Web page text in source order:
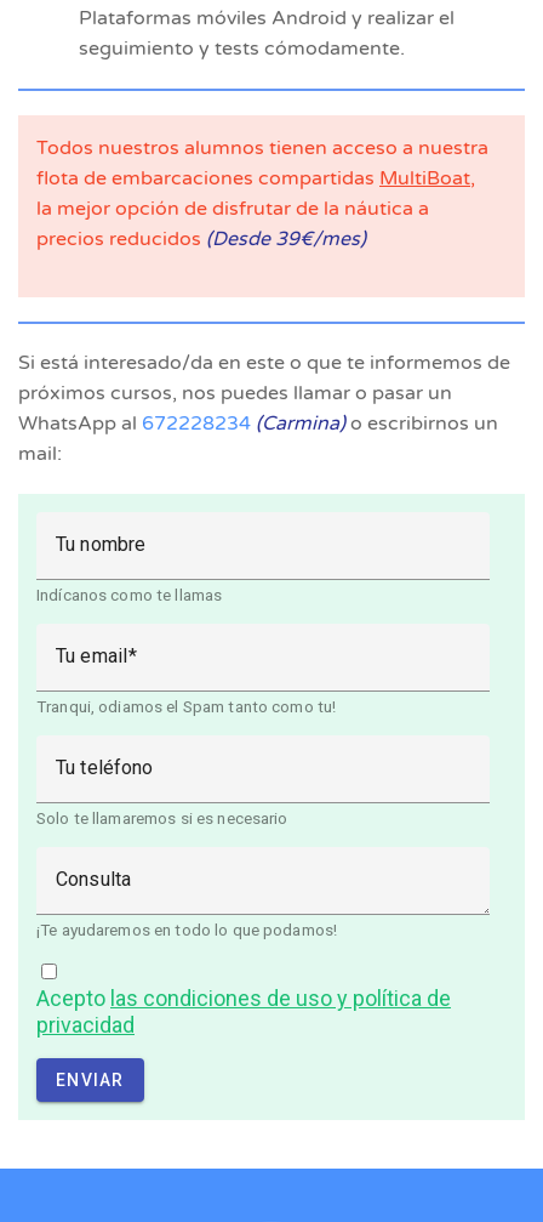
Plataformas móviles Android y realizar el
seguimiento y tests cómodamente.
Todos nuestros alumnos tienen acceso a nuestra
flota de embarcaciones compartidas MultiBoat,
la mejor opción de disfrutar de la náutica a
precios reducidos (Desde 39€/mes)
Si está interesado/da en este o que te informemos de
próximos cursos, nos puedes llamar o pasar un
WhatsApp al 672228234 (Carmina)o escribirnos un
mail:
Tu nombre
Indícanos como te llamas
Tu email
Tranqui, odiamos el Spam tanto como tu!
Tu teléfono
Solo te llamaremos si es necesario
Consulta
¡Te ayudaremos en todo lo que podamos!
Acepto las condiciones de uso y política de
privacidad
ENVIAR